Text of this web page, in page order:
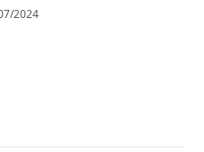
2024